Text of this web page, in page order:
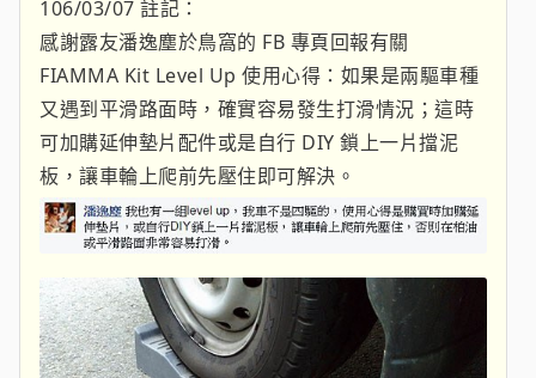
106/03/07 註記：
感謝露友潘逸塵於鳥窩的 FB 專頁回報有關
FIAMMA Kit Level Up 使用心得：如果是兩驅車種
又遇到平滑路面時，確實容易發生打滑情況；這時
可加購延伸墊片配件或是自行 DIY 鎖上一片擋泥
板，讓車輪上爬前先壓住即可解決。